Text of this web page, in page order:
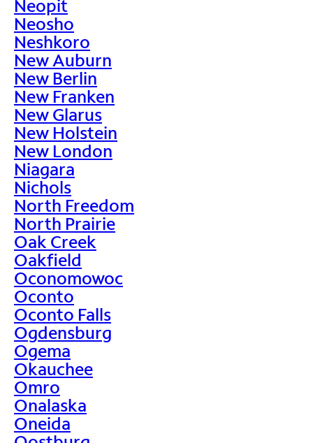
Neopit
Neosho
Neshkoro
New Auburn
New Berlin
New Franken
New Glarus
New Holstein
New London
Niagara
Nichols
North Freedom
North Prairie
Oak Creek
Oakfield
Oconomowoc
Oconto
Oconto Falls
Ogdensburg
Ogema
Okauchee
Omro
Onalaska
Oneida